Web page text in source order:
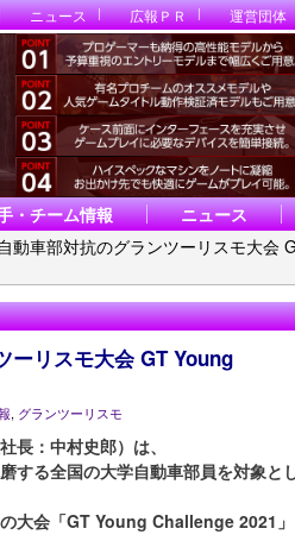
ニュース 広報ＰＲ 運営団体
・チーム情報
ニュース
動車部対抗のグランツーリスモ大会
ーリスモ大会 GT Young
, グランツーリスモ
長：中村史郎）は、
する全国の大学自動車部員を対象と
大会「GT Young Challenge 2021」